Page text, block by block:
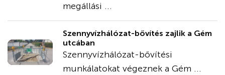
megállási ...
Szennyvízhálózat-bővítés zajlik a Gém
utcában
Szennyvízhálózat-bővítési
munkálatokat végeznek a Gém ...